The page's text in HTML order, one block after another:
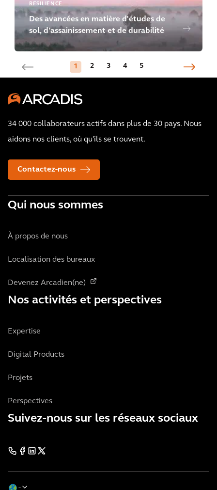
RESILIENCE
Des avancées en matière d'études de
sol, d'assainissement et de durabilité
1 2 3 4 5
34 000 collaborateurs actifs dans plus de 30 pays. Nous
aidons nos clients, où qu'ils se trouvent.
Contactez-nous
Qui nous sommes
À propos de nous
Localisation des bureaux
Devenez Arcadien(ne)
Nos activités et perspectives
Expertise
Digital Products
Projets
Perspectives
Suivez-nous sur les réseaux sociaux